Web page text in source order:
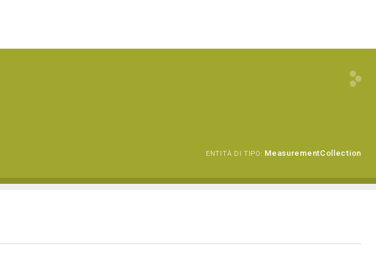
ENTITÀ DI TIPO: MeasurementCollection